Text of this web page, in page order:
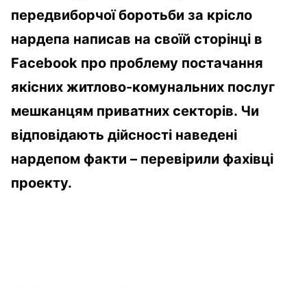
передвиборчої боротьби за крісло
нардепа написав на своїй сторінці в
Facebook про проблему постачання
якісних житлово-комунальних послуг
мешканцям приватних секторів. Чи
відповідають дійсності наведені
нардепом факти – перевірили фахівці
проекту.